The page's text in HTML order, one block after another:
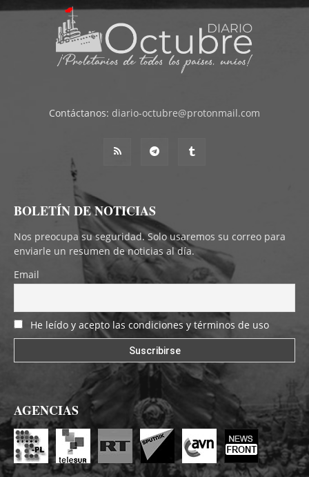
Contáctanos: diario-octubre@protonmail.com
BOLETÍN DE NOTICIAS
Nos preocupa su seguridad. Solo usaremos su correo para
enviarle un resumen de noticias al día.
Email
He leído y acepto las condiciones y términos de uso
AGENCIAS